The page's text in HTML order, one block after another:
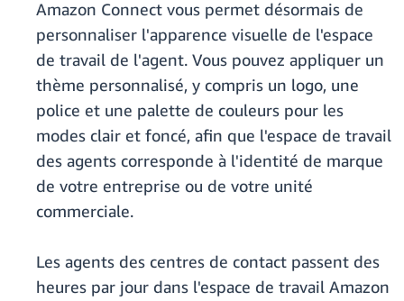
Amazon Connect vous permet désormais de
personnaliser l'apparence visuelle de l'espace
de travail de l'agent. Vous pouvez appliquer un
thème personnalisé, y compris un logo, une
police et une palette de couleurs pour les
modes clair et foncé, afin que l'espace de travail
des agents corresponde à l'identité de marque
de votre entreprise ou de votre unité
commerciale.
Les agents des centres de contact passent des
heures par jour dans l'espace de travail Amazon